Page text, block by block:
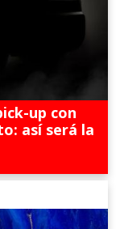
up con
así será la